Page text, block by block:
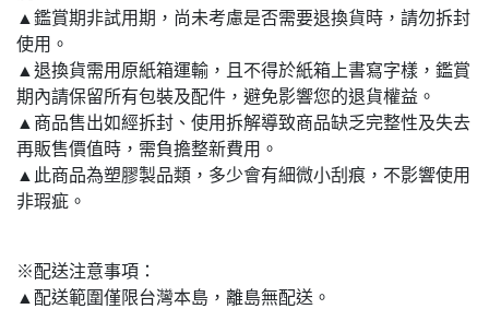
▲鑑賞期非試用期，尚未考慮是否需要退換貨時，請勿拆封
使用。
▲退換貨需用原紙箱運輸，且不得於紙箱上書寫字樣，鑑賞
期內請保留所有包裝及配件，避免影響您的退貨權益。
▲商品售出如經拆封、使用拆解導致商品缺乏完整性及失去
再販售價值時，需負擔整新費用。
▲此商品為塑膠製品類，多少會有細微小刮痕，不影響使用
非瑕疵。
※配送注意事項：
▲配送範圍僅限台灣本島，離島無配送。